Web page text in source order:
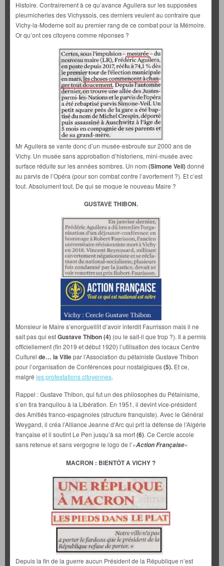
Histoire. Contrairement à ce qu’avance Aguilera sur les supposées
pleurnicheries des Vichyssois, ces derniers veulent au contraire que
Vichy-la-Moderne soit au premier rang de ce combat pour la Mémoire.
Or qu’ont ces citoyens comme réponses ?
Mr Aguilera se vante donc d’un musée-esbroufe sur 2000 ans de
Vichy. Un musée sans approbation d’historiens, mini-musée avec
surface réduite sur les années sombres. Un nom (Simone Veil)donné
au parvis de l’Opéra (pour son combat contre l’avortement ?). Et c’est
tout. Absolument tout. De qui se moque le nouveau Maire ?
GUSTAVE THIBON.
Monsieur le Maire s’enorgueillit d’avoir interdit Faurrisson mais il ne
sait pas qui estGustave Thibon(4) (ou le sait-il que trop ?). Il a permis
officiellement (fin 2019 et début 1920) l’utilisation des locaux Centre
Culturel de… la Villepar l’Association du pétainiste Gustave Thibon
pour l’organisation de Conférences pour nostalgiques(5). Et ce,
malgré les protestations citoyennes.
Rappel : Gustave Thibon, qui fut un des philosophes du Pétainisme,
s’en tira tranquilou à la Libération. En 1951, il devint vice-président
des Amitiés franco-espagnoles (structure franquiste). Avec le Général
Weygand, il créa l’Alliance Jeanne d’Arc qui prit la défense de l’Algérie
française et il soutint Le Pen jusqu’à sa mort(6). Ce Cercle accole
sans retenue et sans vergogne le logo de l’«Action Française»
MACRON : BIENTÔT A VICHY ?
Depuis la fin de la guerre aucun Président de la République n’est